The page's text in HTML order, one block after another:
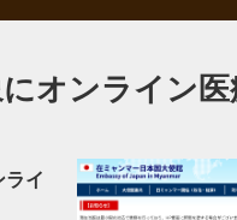
オンライン
イ